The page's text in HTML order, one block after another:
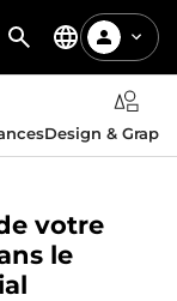
Design &
votre
le